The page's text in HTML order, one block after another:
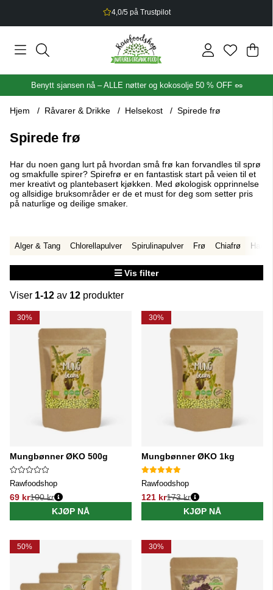
2,5% bonus på alt du handler
.
Benytt sjansen nå – ALLE nøtter og kokosolje 50 % OFF 🥜
Hjem Råvarer & Drikke Helsekost Spirede frø
Spirede frø
Har du noen gang lurt på hvordan små frø kan forvandles til sprø
og smakfulle spirer? Spirefrø er en fantastisk start på veien til et
mer kreativt og plantebasert kjøkken. Med økologisk opprinnelse
og allsidige bruksområder er de et must for deg som setter pris
på naturlige og deilige smaker.
Alger & Tang Chlorellapulver Spirulinapulver Frø Chiafrø Hamp
Vis filter
Viser 1-12 av 12 produkter
Produkter
30%
Mungbønner ØKO 500g
Rawfoodshop
69 kr
Vanlig pris:
100 kr
KJØP NÅ
30%
Mungbønner ØKO 1kg
Rawfoodshop
121 kr
Vanlig pris:
173 kr
KJØP NÅ
50% 30%